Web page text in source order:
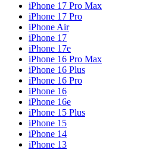
iPhone 17 Pro Max
iPhone 17 Pro
iPhone Air
iPhone 17
iPhone 17e
iPhone 16 Pro Max
iPhone 16 Plus
iPhone 16 Pro
iPhone 16
iPhone 16e
iPhone 15 Plus
iPhone 15
iPhone 14
iPhone 13